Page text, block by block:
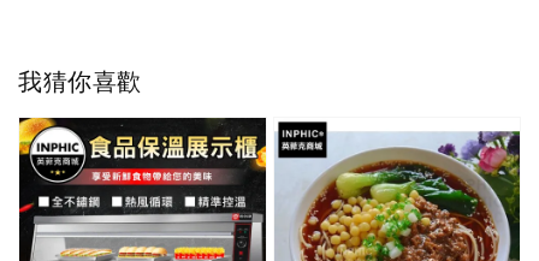
我猜你喜歡